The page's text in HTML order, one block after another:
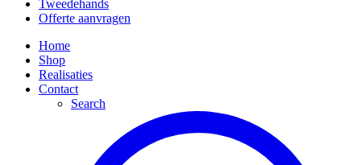
Tweedehands
Offerte aanvragen
Home
Shop
Realisaties
Contact
Search